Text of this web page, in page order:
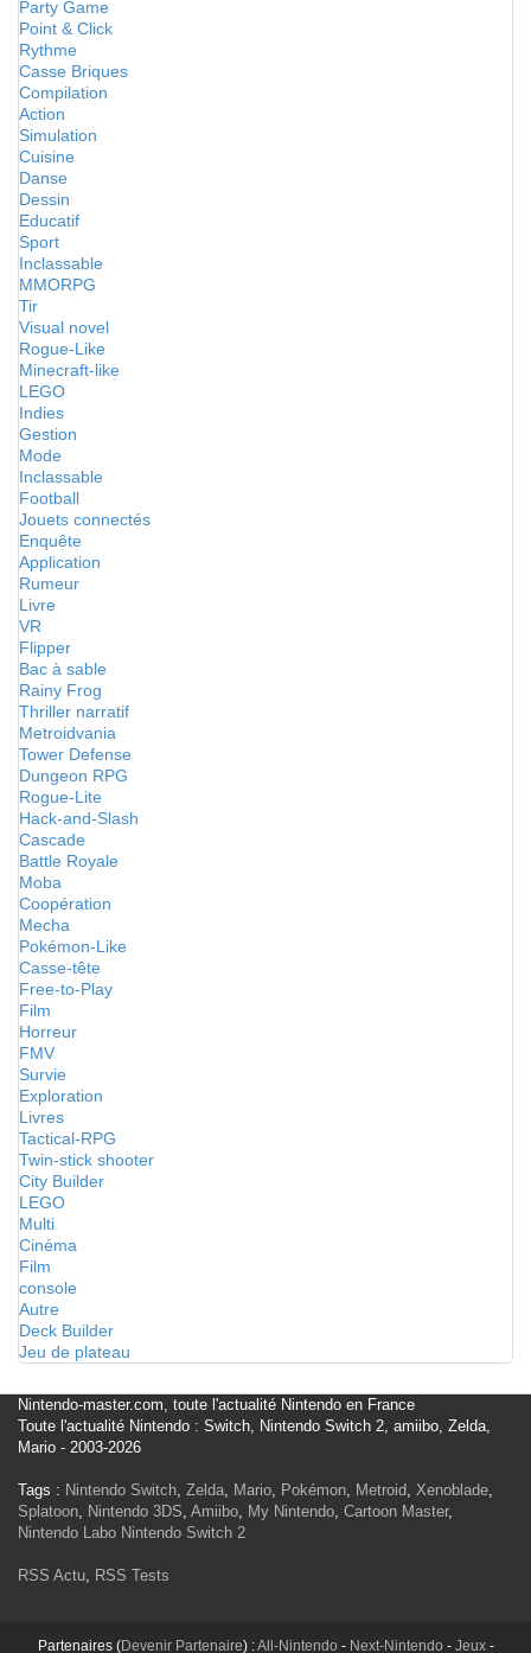
Party Game
Point & Click
Rythme
Casse Briques
Compilation
Action
Simulation
Cuisine
Danse
Dessin
Educatif
Sport
Inclassable
MMORPG
Tir
Visual novel
Rogue-Like
Minecraft-like
LEGO
Indies
Gestion
Mode
Inclassable
Football
Jouets connectés
Enquête
Application
Rumeur
Livre
VR
Flipper
Bac à sable
Rainy Frog
Thriller narratif
Metroidvania
Tower Defense
Dungeon RPG
Rogue-Lite
Hack-and-Slash
Cascade
Battle Royale
Moba
Coopération
Mecha
Pokémon-Like
Casse-tête
Free-to-Play
Film
Horreur
FMV
Survie
Exploration
Livres
Tactical-RPG
Twin-stick shooter
City Builder
LEGO
Multi
Cinéma
Film
console
Autre
Deck Builder
Jeu de plateau
Nintendo-master.com, toute l'actualité Nintendo en France
Toute l'actualité Nintendo : Switch, Nintendo Switch 2, amiibo, Zelda,
Mario - 2003-2026
Tags : Nintendo Switch, Zelda, Mario, Pokémon, Metroid, Xenoblade,
Splatoon, Nintendo 3DS, Amiibo, My Nintendo, Cartoon Master,
Nintendo Labo Nintendo Switch 2
RSS Actu, RSS Tests
Partenaires (Devenir Partenaire) :All-Nintendo - Next-Nintendo - Jeux-